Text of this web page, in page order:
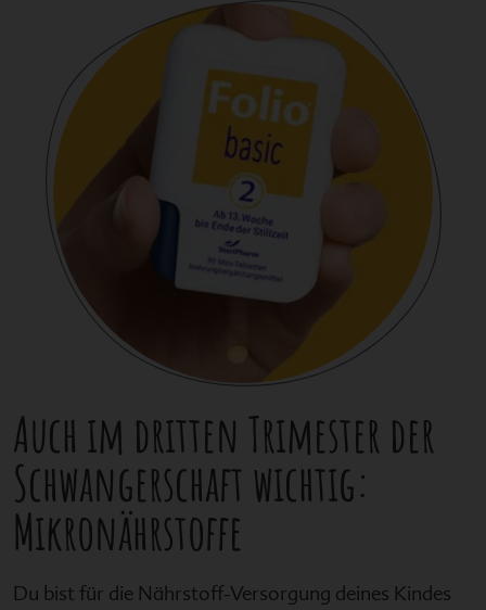
Auch im dritten Trimester der
Schwangerschaft wichtig:
Mikronährstoffe
Du bist für die Nährstoff-Versorgung deines Kindes